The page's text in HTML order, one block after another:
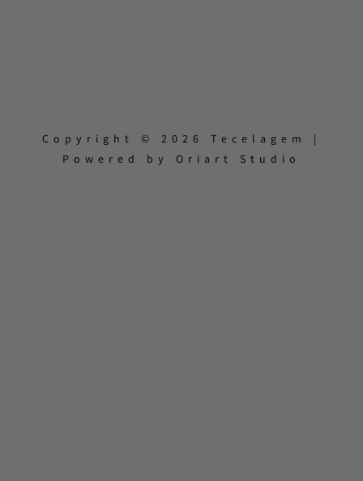
Copyright © 2026 Tecelagem |
Powered by Oriart Studio